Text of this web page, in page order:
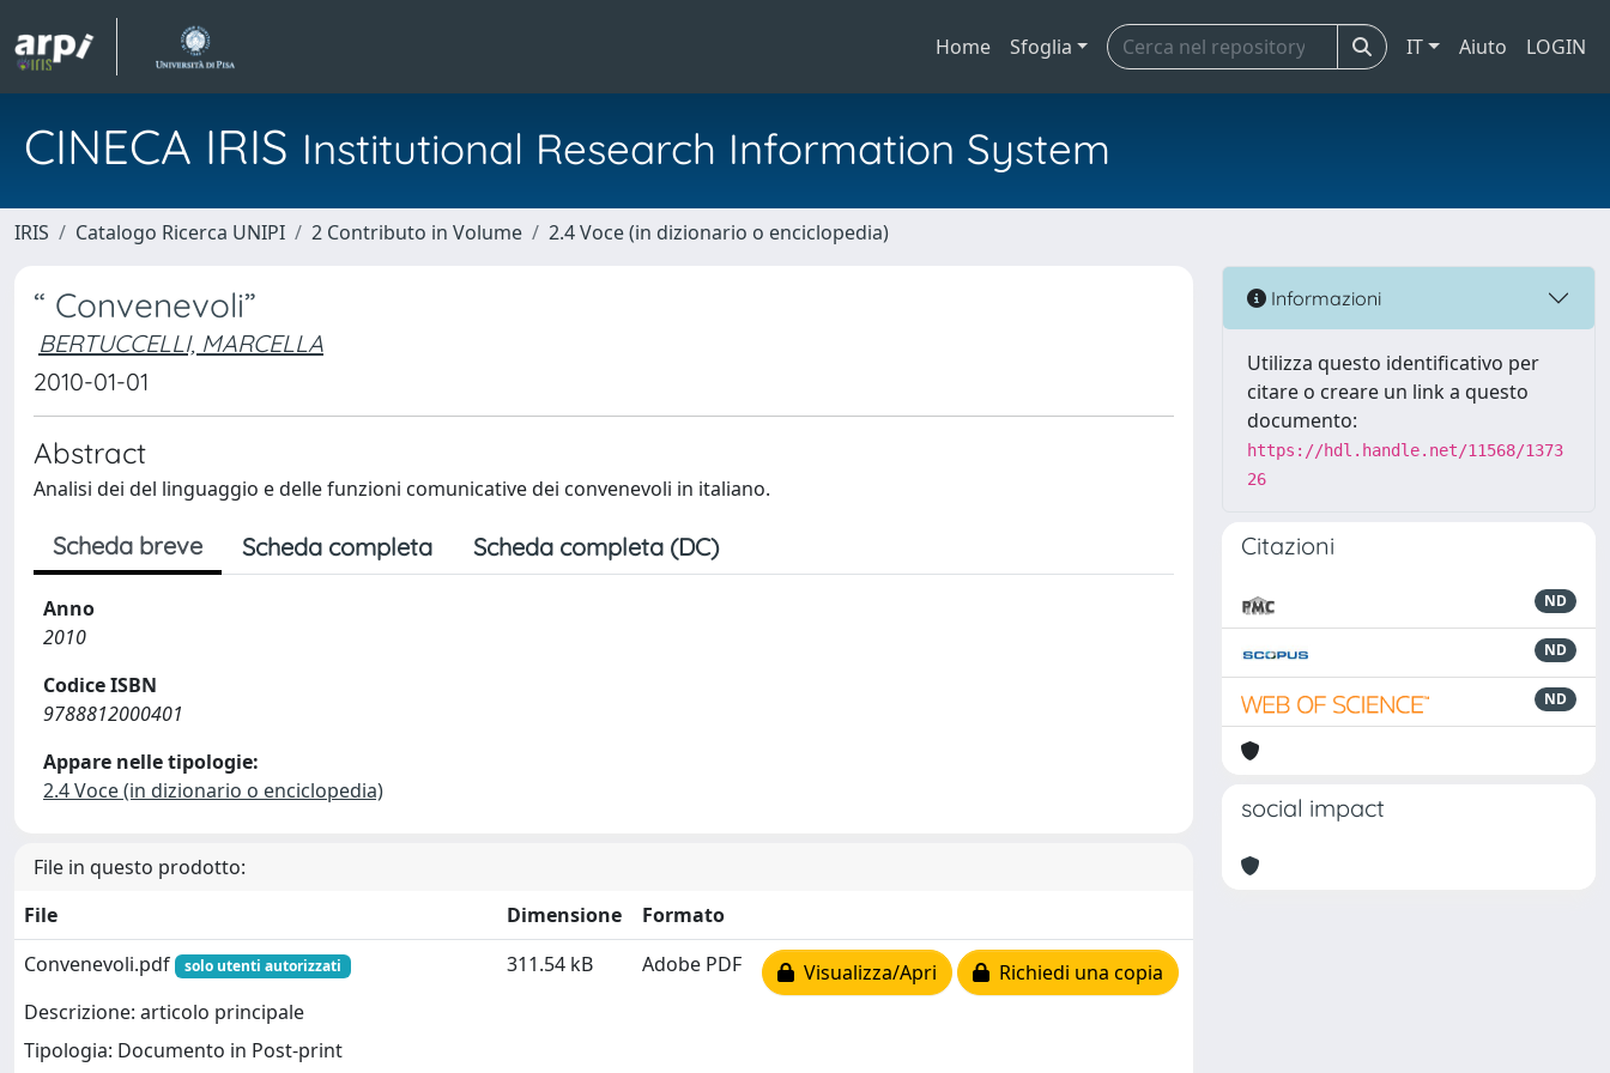
Home Sfoglia IT Aiuto LOGIN
CINECA IRIS Institutional Research Information System
IRIS Catalogo Ricerca UNIPI 2 Contributo in Volume 2.4 Voce (in dizionario o enciclopedia)
“ Convenevoli”
BERTUCCELLI, MARCELLA
2010-01-01
Abstract
Analisi dei del linguaggio e delle funzioni comunicative dei convenevoli in italiano.
Scheda breve Scheda completa Scheda completa (DC)
Anno
2010
Codice ISBN
9788812000401
Appare nelle tipologie:
2.4 Voce (in dizionario o enciclopedia)
File in questo prodotto:
File
Dimensione
Formato
Convenevoli.pdf
solo utenti autorizzati
Descrizione: articolo principale
Tipologia: Documento in Post-print
311.54 kB Adobe PDF Visualizza/Apri Richiedi una copia
Informazioni
Utilizza questo identificativo per
citare o creare un link a questo
documento:
https://hdl.handle.net/11568/1373
26
Citazioni
ND
ND
ND
social impact